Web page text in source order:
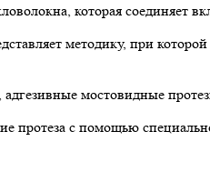
которая соединяет
методику, при
мостовидные
протеза с помощью